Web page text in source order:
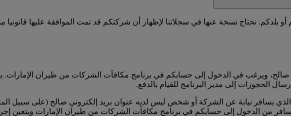
نحتاج نسخة عنها في سجلاتنا لإظهار أن شركتكم قد تمت الموافقة عليها قانونيا
ويرغب في الدخول إلى حسابكم في برنامج مكافآت الشركات من طيران الإمارات.
الحجوزات إلى مدير البرنامج للقيام بالدفع.
يسافر نيابة عن الشركة أو شخص ليس لديه عنوان بريد إلكتروني صالح (على سبيل
من الدخول إلى حسابكم في برنامج مكافآت الشركات من طيران الإمارات ويتعين